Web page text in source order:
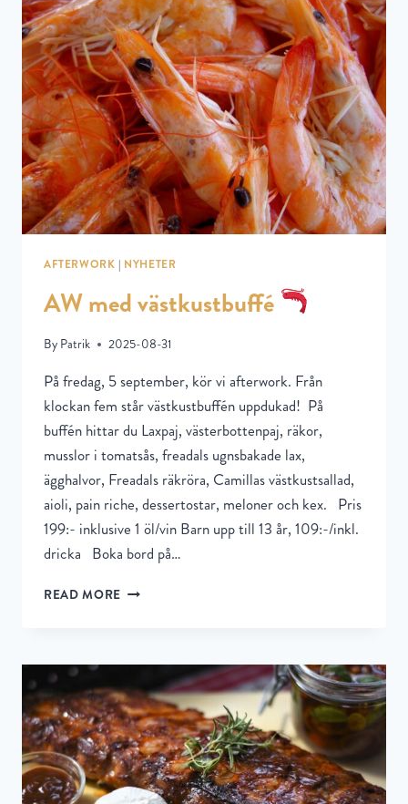
AFTERWORK | NYHETER
AW med västkustbuffé
By Patrik 2025-08-31
På fredag, 5 september, kör vi afterwork. Från
klockan fem står västkustbuffén uppdukad! På
buffén hittar du Laxpaj, västerbottenpaj, räkor,
musslor i tomatsås, freadals ugnsbakade lax,
ägghalvor, Freadals räkröra, Camillas västkustsallad,
aioli, pain riche, dessertostar, meloner och kex. Pris
199:- inklusive 1 öl/vin Barn upp till 13 år, 109:-/inkl.
dricka Boka bord på…
READ MORE